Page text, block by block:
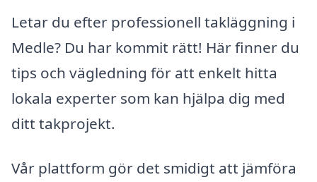
Letar du efter professionell takläggning i
Medle? Du har kommit rätt! Här finner du
tips och vägledning för att enkelt hitta
lokala experter som kan hjälpa dig med
ditt takprojekt.
Vår plattform gör det smidigt att jämföra